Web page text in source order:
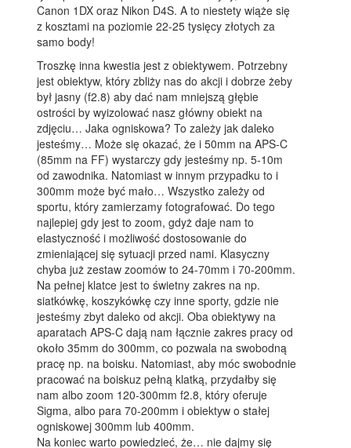
Canon 1DX oraz Nikon D4S. A to niestety wiąże się
z kosztami na poziomie 22-25 tysięcy złotych za
samo body!
Troszkę inna kwestia jest z obiektywem. Potrzebny
jest obiektyw, który zbliży nas do akcji i dobrze żeby
był jasny (f2.8) aby dać nam mniejszą głębie
ostrości by wyizolować nasz główny obiekt na
zdjęciu… Jaka ogniskowa? To zależy jak daleko
jesteśmy… Może się okazać, że i 50mm na APS-C
(85mm na FF) wystarczy gdy jesteśmy np. 5-10m
od zawodnika. Natomiast w innym przypadku to i
300mm może być mało… Wszystko zależy od
sportu, który zamierzamy fotografować. Do tego
najlepiej gdy jest to zoom, gdyż daje nam to
elastyczność i możliwość dostosowanie do
zmieniającej się sytuacji przed nami. Klasyczny
chyba już zestaw zoomów to 24-70mm i 70-200mm.
Na pełnej klatce jest to świetny zakres na np.
siatkówkę, koszykówkę czy inne sporty, gdzie nie
jesteśmy zbyt daleko od akcji. Oba obiektywy na
aparatach APS-C dają nam łącznie zakres pracy od
około 35mm do 300mm, co pozwala na swobodną
pracę np. na boisku. Natomiast, aby móc swobodnie
pracować na boiskuz pełną klatką, przydałby się
nam albo zoom 120-300mm f2.8, który oferuje
Sigma, albo para 70-200mm i obiektyw o stałej
ogniskowej 300mm lub 400mm.
Na koniec warto powiedzieć, że… nie dajmy się